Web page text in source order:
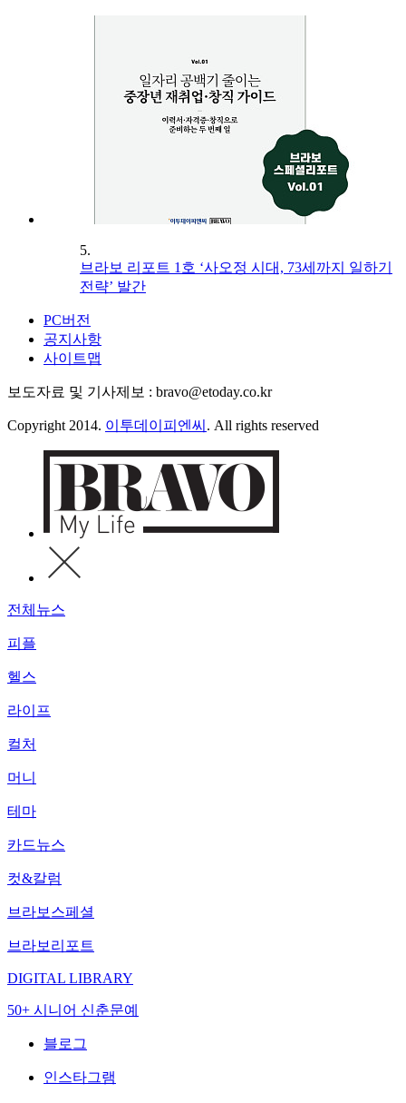
5.
브라보 리포트 1호 ‘사오정 시대, 73세까지 일하기
전략’ 발간
PC버전
공지사항
사이트맵
보도자료 및 기사제보 : bravo@etoday.co.kr
Copyright 2014. 이투데이피엔씨 . All rights reserved
전체뉴스
피플
헬스
라이프
컬처
머니
테마
카드뉴스
컷&칼럼
브라보스페셜
브라보리포트
DIGITAL LIBRARY
50+ 시니어 신춘문예
블로그
인스타그램